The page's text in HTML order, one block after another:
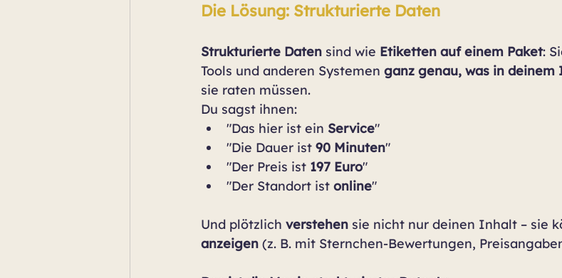
Die Lösung: Strukturierte Daten
Strukturierte Daten sind wie Etiketten auf einem Paket:
Tools und anderen Systemen ganz genau, was in
sie raten müssen.
Du sagst ihnen:
"Das hier ist ein Service"
"Die Dauer ist 90 Minuten"
"Der Preis ist 197 Euro"
"Der Standort ist online"
Und plötzlich verstehen sie nicht nur deinen Inhalt – sie
anzeigen (z. B. mit Sternchen-Bewertungen,